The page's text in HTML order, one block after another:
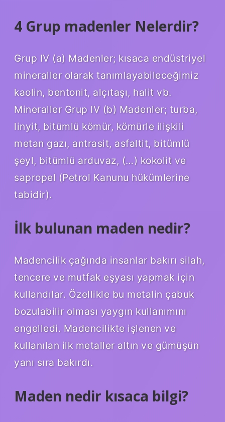
4 Grup madenler Nelerdir?
Grup IV (a) Madenler; kısaca endüstriyel
mineraller olarak tanımlayabileceğimiz
kaolin, bentonit, alçıtaşı, halit vb.
Mineraller Grup IV (b) Madenler; turba,
linyit, bitümlü kömür, kömürle ilişkili
metan gazı, antrasit, asfaltit, bitümlü
şeyl, bitümlü arduvaz, (…) kokolit ve
sapropel (Petrol Kanunu hükümlerine
tabidir).
İlk bulunan maden nedir?
Madencilik çağında insanlar bakırı silah,
tencere ve mutfak eşyası yapmak için
kullandılar. Özellikle bu metalin çabuk
bozulabilir olması yaygın kullanımını
engelledi. Madencilikte işlenen ve
kullanılan ilk metaller altın ve gümüşün
yanı sıra bakırdı.
Maden nedir kısaca bilgi?